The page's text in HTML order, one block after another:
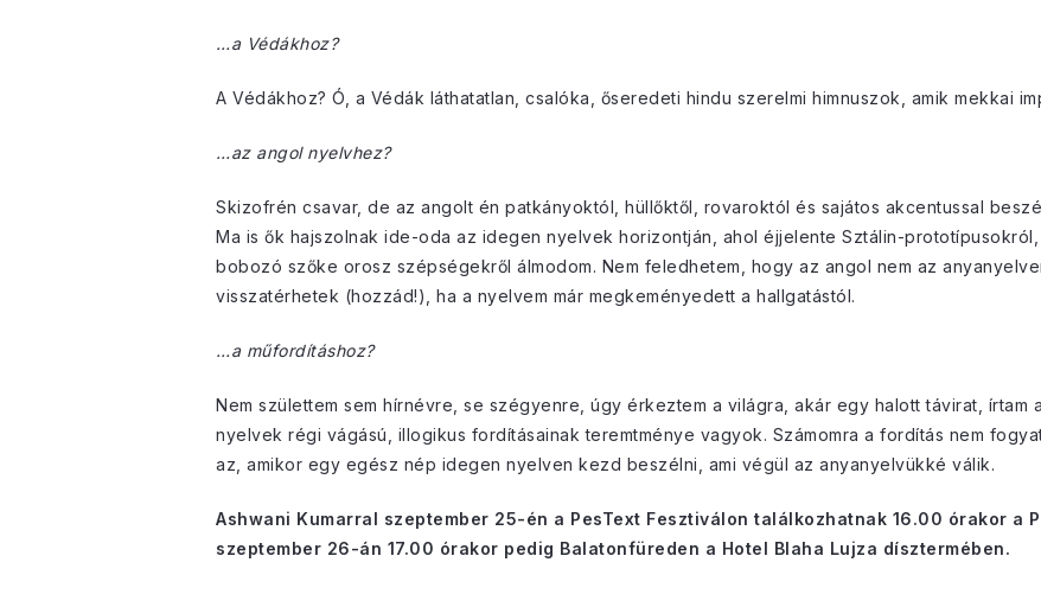
…a Védákhoz?
A Védákhoz? Ó, a Védák láthatatlan, csalóka, őseredeti hindu szerelmi himnuszok, amik mekkai
…az angol nyelvhez?
Skizofrén csavar, de az angolt én patkányoktól, hüllőktől, rovaroktól és sajátos akcentussal
Ma is ők hajszolnak ide-oda az idegen nyelvek horizontján, ahol éjjelente Sztálin-
bobozó szőke orosz szépségekről álmodom. Nem feledhetem, hogy az angol nem az
visszatérhetek (hozzád!), ha a nyelvem már megkeményedett a hallgatástól.
…a műfordításhoz?
Nem születtem sem hírnévre, se szégyenre, úgy érkeztem a világra, akár egy halott távirat, írtam
nyelvek régi vágású, illogikus fordításainak teremtménye vagyok. Számomra a fordítás nem
az, amikor egy egész nép idegen nyelven kezd beszélni, ami végül az anyanyelvükké válik.
Ashwani Kumarral szeptember 25-én a PesText Fesztiválon találkozhatnak 16.00 órakor a
szeptember 26-án 17.00 órakor pedig Balatonfüreden a Hotel Blaha Lujza dísztermében.